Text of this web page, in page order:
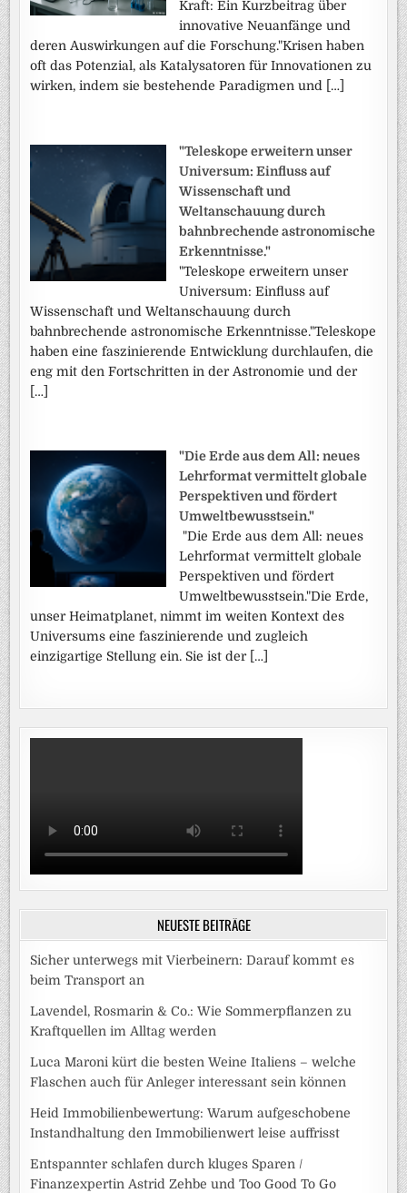
Kraft: Ein Kurzbeitrag über
innovative Neuanfänge und
deren Auswirkungen auf die Forschung."Krisen haben
oft das Potenzial, als Katalysatoren für Innovationen zu
wirken, indem sie bestehende Paradigmen und […]
"Teleskope erweitern unser
Universum: Einfluss auf
Wissenschaft und
Weltanschauung durch
bahnbrechende astronomische
Erkenntnisse."
"Teleskope erweitern unser
Universum: Einfluss auf
Wissenschaft und Weltanschauung durch
bahnbrechende astronomische Erkenntnisse."Teleskope
haben eine faszinierende Entwicklung durchlaufen, die
eng mit den Fortschritten in der Astronomie und der
[…]
"Die Erde aus dem All: neues
Lehrformat vermittelt globale
Perspektiven und fördert
Umweltbewusstsein."
"Die Erde aus dem All: neues
Lehrformat vermittelt globale
Perspektiven und fördert
Umweltbewusstsein."Die Erde,
unser Heimatplanet, nimmt im weiten Kontext des
Universums eine faszinierende und zugleich
einzigartige Stellung ein. Sie ist der […]
NEUESTE BEITRÄGE
Sicher unterwegs mit Vierbeinern: Darauf kommt es
beim Transport an
Lavendel, Rosmarin & Co.: Wie Sommerpflanzen zu
Kraftquellen im Alltag werden
Luca Maroni kürt die besten Weine Italiens – welche
Flaschen auch für Anleger interessant sein können
Heid Immobilienbewertung: Warum aufgeschobene
Instandhaltung den Immobilienwert leise auffrisst
Entspannter schlafen durch kluges Sparen /
Finanzexpertin Astrid Zehbe und Too Good To Go